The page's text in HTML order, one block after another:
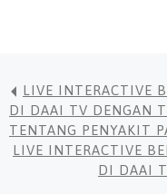
LIVE INTERACTIVE
DI DAAI TV DENGAN
TENTANG PENYAKIT
LIVE INTERACTIVE
DI DAAI